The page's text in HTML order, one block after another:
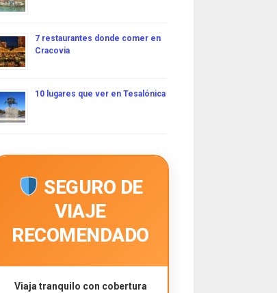
7 restaurantes donde comer en
Cracovia
10 lugares que ver en Tesalónica
SEGURO DE
VIAJE
RECOMENDADO
Viaja tranquilo con cobertura